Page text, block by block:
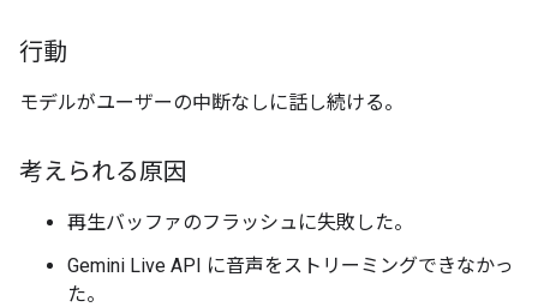
行動
モデルがユーザーの中断なしに話し続ける。
考えられる原因
再生バッファのフラッシュに失敗した。
Gemini Live API に音声をストリーミングできなかっ
た。